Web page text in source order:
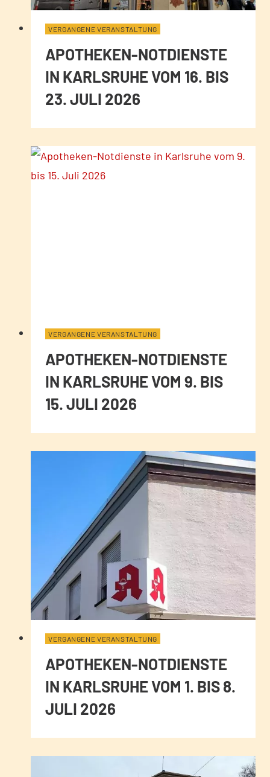
VERGANGENE VERANSTALTUNG
APOTHEKEN-NOTDIENSTE
IN KARLSRUHE VOM 16. BIS
23. JULI 2026
VERGANGENE VERANSTALTUNG
APOTHEKEN-NOTDIENSTE
IN KARLSRUHE VOM 9. BIS
15. JULI 2026
VERGANGENE VERANSTALTUNG
APOTHEKEN-NOTDIENSTE
IN KARLSRUHE VOM 1. BIS 8.
JULI 2026